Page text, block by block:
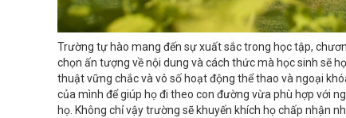
Trường tự hào mang đến sự xuất sắc trong học tập,
chọn ấn tượng về nội dung và cách thức mà học sinh sẽ
thuật vững chắc và vô số hoạt động thể thao và ngoại
của mình để giúp họ đi theo con đường vừa phù hợp với
họ. Không chỉ vậy trường sẽ khuyến khích họ chấp nhận